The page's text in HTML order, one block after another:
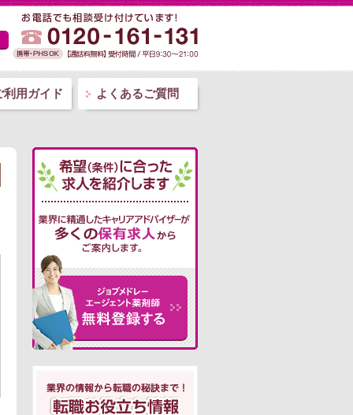
利用ガイド よくあるご質問